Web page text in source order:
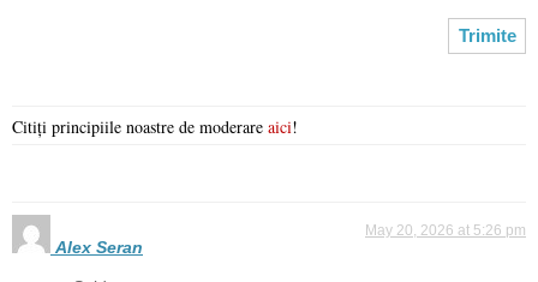
Citiți principiile noastre de moderare aici!
Alex Seran
May 20, 2026 at 5:26 pm